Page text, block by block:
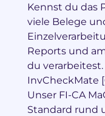
Kennst du das
viele Belege
Reports und
du
InvCheckMate
Unser FI-CA
Standard rund